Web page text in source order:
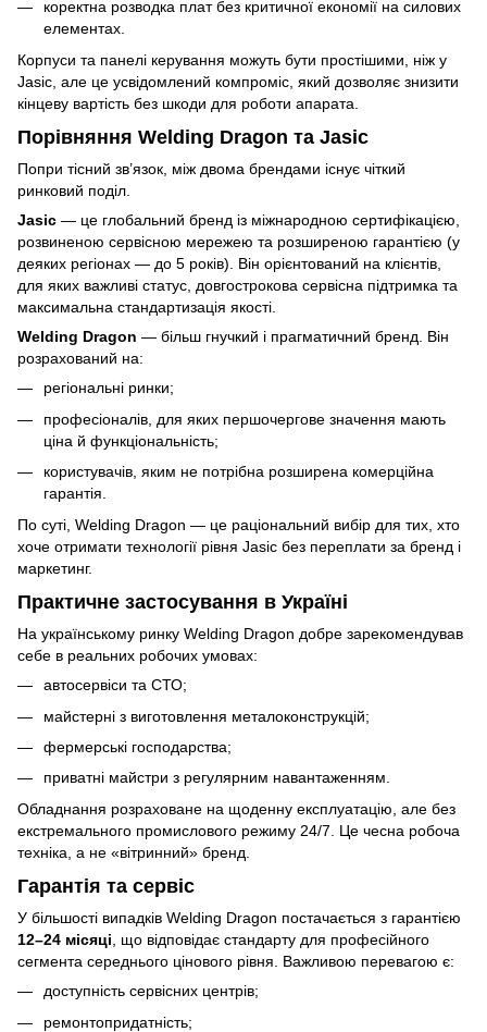
коректна розводка плат без критичної економії на силових
елементах.
Корпуси та панелі керування можуть бути простішими, ніж у
Jasic, але це усвідомлений компроміс, який дозволяє знизити
кінцеву вартість без шкоди для роботи апарата.
Порівняння Welding Dragon та Jasic
Попри тісний зв’язок, між двома брендами існує чіткий
ринковий поділ.
Jasic — це глобальний бренд із міжнародною сертифікацією,
розвиненою сервісною мережею та розширеною гарантією (у
деяких регіонах — до 5 років). Він орієнтований на клієнтів,
для яких важливі статус, довгострокова сервісна підтримка та
максимальна стандартизація якості.
Welding Dragon — більш гнучкий і прагматичний бренд. Він
розрахований на:
регіональні ринки;
професіоналів, для яких першочергове значення мають
ціна й функціональність;
користувачів, яким не потрібна розширена комерційна
гарантія.
По суті, Welding Dragon — це раціональний вибір для тих, хто
хоче отримати технології рівня Jasic без переплати за бренд і
маркетинг.
Практичне застосування в Україні
На українському ринку Welding Dragon добре зарекомендував
себе в реальних робочих умовах:
автосервіси та СТО;
майстерні з виготовлення металоконструкцій;
фермерські господарства;
приватні майстри з регулярним навантаженням.
Обладнання розраховане на щоденну експлуатацію, але без
екстремального промислового режиму 24/7. Це чесна робоча
техніка, а не «вітринний» бренд.
Гарантія та сервіс
У більшості випадків Welding Dragon постачається з гарантією
12–24 місяці, що відповідає стандарту для професійного
сегмента середнього цінового рівня. Важливою перевагою є:
доступність сервісних центрів;
ремонтопридатність;